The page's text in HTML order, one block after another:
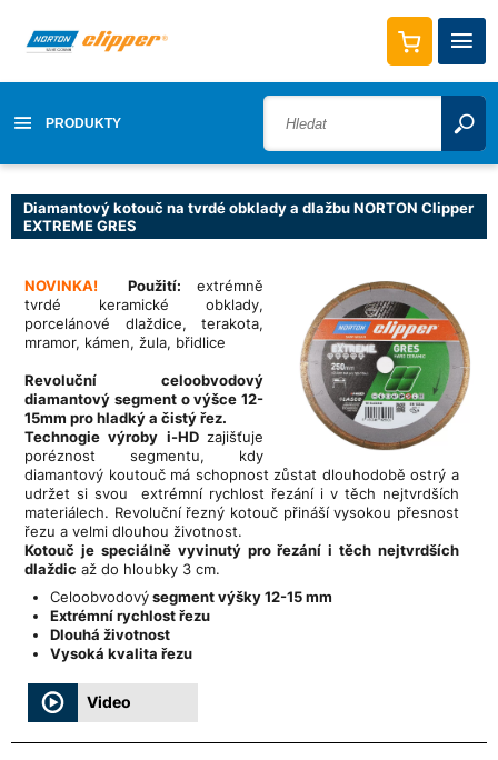
PRODUKTY
Diamantový kotouč na tvrdé obklady a dlažbu NORTON Clipper
EXTREME GRES
NOVINKA! Použití: extrémně
tvrdé keramické obklady,
porcelánové dlaždice, terakota,
mramor, kámen, žula, břidlice
Revoluční celoobvodový
diamantový segment o výšce 12-
15mm pro hladký a čistý řez.
Technogie výroby i-HD zajišťuje
poréznost segmentu, kdy
diamantový koutouč má schopnost zůstat dlouhodobě ostrý a
udržet si svou extrémní rychlost řezání i v těch nejtvrdších
materiálech. Revoluční řezný kotouč přináší vysokou přesnost
řezu a velmi dlouhou životnost.
Kotouč je speciálně vyvinutý pro řezání i těch nejtvrdších
dlaždic až do hloubky 3 cm.
Celoobvodovýsegment výšky 12-15 mm
Extrémní rychlost řezu
Dlouhá životnost
Vysoká kvalita řezu
Video